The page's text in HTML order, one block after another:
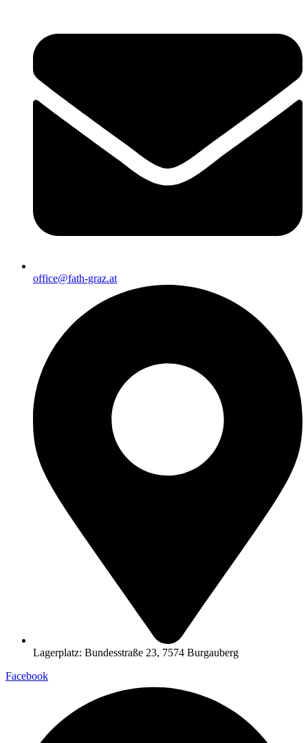
office@fath-graz.at
Lagerplatz: Bundesstraße 23, 7574 Burgauberg
Facebook